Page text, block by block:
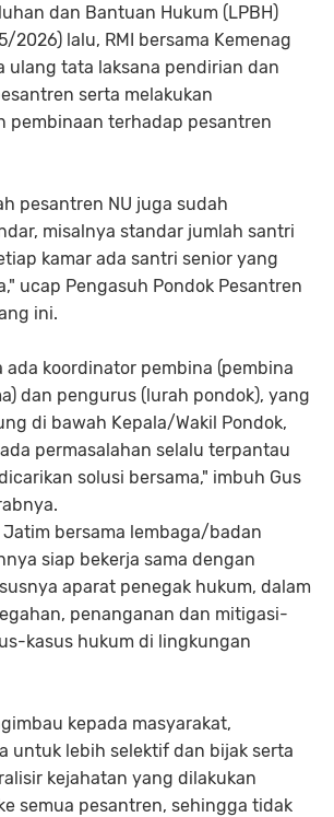
dan Bantuan Hukum (LPBH)
2026) lalu, RMI bersama Kemenag
ulang tata laksana pendirian dan
serta melakukan
pembinaan terhadap pesantren
pesantren NU juga sudah
misalnya standar jumlah santri
kamar ada santri senior yang
ucap Pengasuh Pondok Pesantren
ini.
ada koordinator pembina (pembina
dan pengurus (lurah pondok), yang
di bawah Kepala/Wakil Pondok,
permasalahan selalu terpantau
solusi bersama," imbuh Gus
Jatim bersama lembaga/badan
siap bekerja sama dengan
aparat penegak hukum, dalam
penanganan dan mitigasi-
kasus hukum di lingkungan
kepada masyarakat,
untuk lebih selektif dan bijak serta
kejahatan yang dilakukan
semua pesantren, sehingga tidak